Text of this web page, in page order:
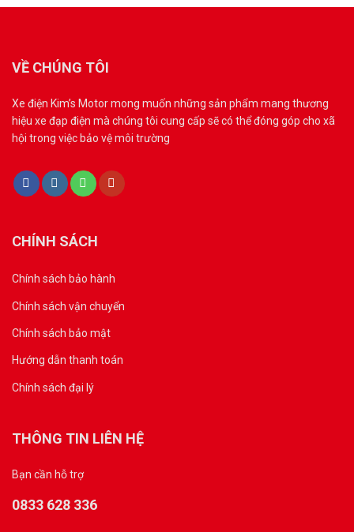
VỀ CHÚNG TÔI
Xe điện Kim’s Motor mong muốn những sản phẩm mang thương
hiệu xe đạp điện mà chúng tôi cung cấp sẽ có thể đóng góp cho xã
hội trong việc bảo vệ môi trường
CHÍNH SÁCH
Chính sách bảo hành
Chính sách vận chuyển
Chính sách bảo mật
Hướng dẫn thanh toán
Chính sách đại lý
THÔNG TIN LIÊN HỆ
Bạn cần hỗ trợ
0833 628 336